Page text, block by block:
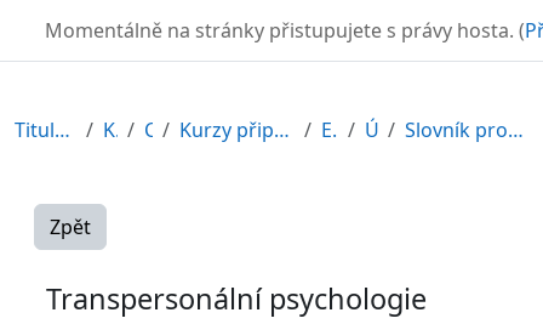
TURBO
Momentálně na stránky přistupujete s právy hosta. (
Titulní stránka Kurzy CDV Kurzy připravené v rámci ESF EDU-V Úvod Slovník pro speciální pedagogy
Zpět
Transpersonální psychologie